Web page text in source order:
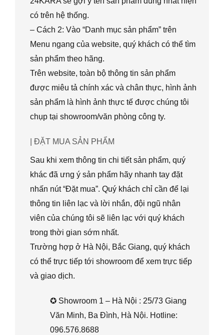
có trên hệ thống.
– Cách 2: Vào “Danh mục sản phẩm” trên
Menu ngang của website, quý khách có thể tìm
sản phẩm theo hãng.
Trên website, toàn bộ thông tin sản phẩm
được miêu tả chính xác và chân thực, hình ảnh
sản phẩm là hình ảnh thực tế được chúng tôi
chụp tại showroom/văn phòng công ty.
| ĐẶT MUA SẢN PHẨM
Sau khi xem thông tin chi tiết sản phẩm, quý
khác đã ưng ý sản phẩm hãy nhanh tay đặt
nhấn nút “Đặt mua”. Quý khách chỉ cần để lại
thông tin liên lạc và lời nhắn, đội ngũ nhân
viên của chúng tôi sẽ liên lạc với quý khách
trong thời gian sớm nhất.
Trường hợp ở Hà Nội, Bắc Giang, quý khách
có thể trực tiếp tới showroom để xem trực tiếp
và giao dịch.
✪ Showroom 1 – Hà Nội : 25/73 Giang
Văn Minh, Ba Đình, Hà Nội. Hotline:
096.576.8688